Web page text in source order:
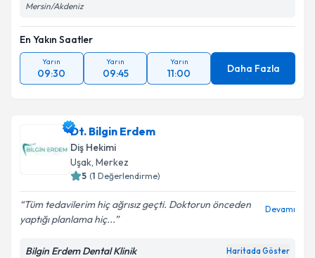
Mersin/Akdeniz
En Yakın Saatler
Yarın
09:30
Yarın
09:45
Yarın
11:00 Daha Fazla
Dt. Bilgin Erdem
Diş Hekimi
Uşak, Merkez
5 (1 Değerlendirme)
Tüm tedavilerim hiç ağrısız geçti. Doktorun önceden
yaptığı planlama hiç...
Devamı
Bilgin Erdem Dental Klinik Haritada Göster